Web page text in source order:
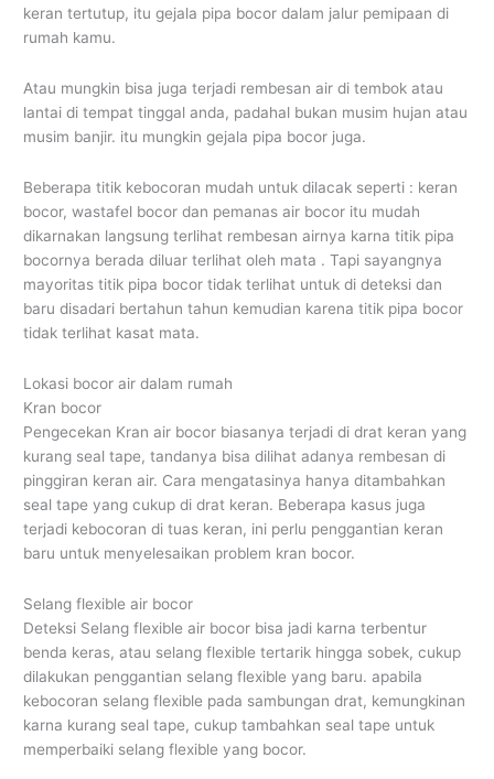
keran tertutup, itu gejala pipa bocor dalam jalur pemipaan di
rumah kamu.
Atau mungkin bisa juga terjadi rembesan air di tembok atau
lantai di tempat tinggal anda, padahal bukan musim hujan atau
musim banjir. itu mungkin gejala pipa bocor juga.
Beberapa titik kebocoran mudah untuk dilacak seperti : keran
bocor, wastafel bocor dan pemanas air bocor itu mudah
dikarnakan langsung terlihat rembesan airnya karna titik pipa
bocornya berada diluar terlihat oleh mata . Tapi sayangnya
mayoritas titik pipa bocor tidak terlihat untuk di deteksi dan
baru disadari bertahun tahun kemudian karena titik pipa bocor
tidak terlihat kasat mata.
Lokasi bocor air dalam rumah
Kran bocor
Pengecekan Kran air bocor biasanya terjadi di drat keran yang
kurang seal tape, tandanya bisa dilihat adanya rembesan di
pinggiran keran air. Cara mengatasinya hanya ditambahkan
seal tape yang cukup di drat keran. Beberapa kasus juga
terjadi kebocoran di tuas keran, ini perlu penggantian keran
baru untuk menyelesaikan problem kran bocor.
Selang flexible air bocor
Deteksi Selang flexible air bocor bisa jadi karna terbentur
benda keras, atau selang flexible tertarik hingga sobek, cukup
dilakukan penggantian selang flexible yang baru. apabila
kebocoran selang flexible pada sambungan drat, kemungkinan
karna kurang seal tape, cukup tambahkan seal tape untuk
memperbaiki selang flexible yang bocor.